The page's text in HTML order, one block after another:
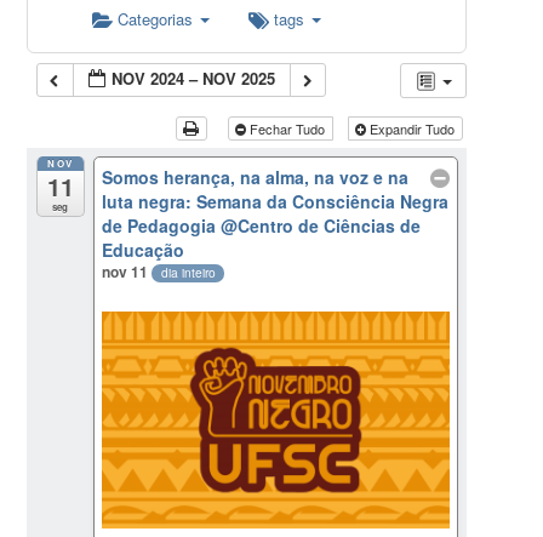
Categorias tags
NOV 2024 – NOV 2025
Fechar Tudo Expandir Tudo
NOV
11
seg
Somos herança, na alma, na voz e na
luta negra: Semana da Consciência Negra
de Pedagogia@Centro de Ciências de
Educação
nov 11 dia inteiro